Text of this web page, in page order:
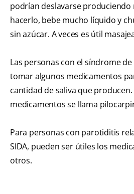
podrían deslavarse produciendo
hacerlo, bebe mucho líquido y
sin azúcar. A veces es útil
Las personas con el síndrome
tomar algunos medicamentos
cantidad de saliva que
medicamentos se llama
Para personas con parotiditis
SIDA, pueden ser útiles los
otros.